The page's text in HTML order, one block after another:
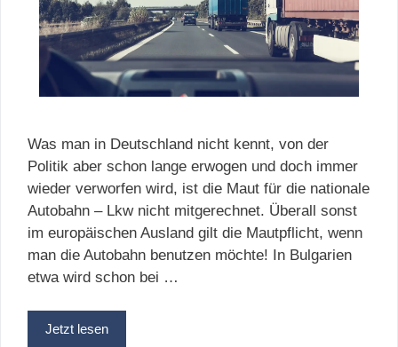
Was man in Deutschland nicht kennt, von der
Politik aber schon lange erwogen und doch immer
wieder verworfen wird, ist die Maut für die nationale
Autobahn – Lkw nicht mitgerechnet. Überall sonst
im europäischen Ausland gilt die Mautpflicht, wenn
man die Autobahn benutzen möchte! In Bulgarien
etwa wird schon bei …
Jetzt lesen